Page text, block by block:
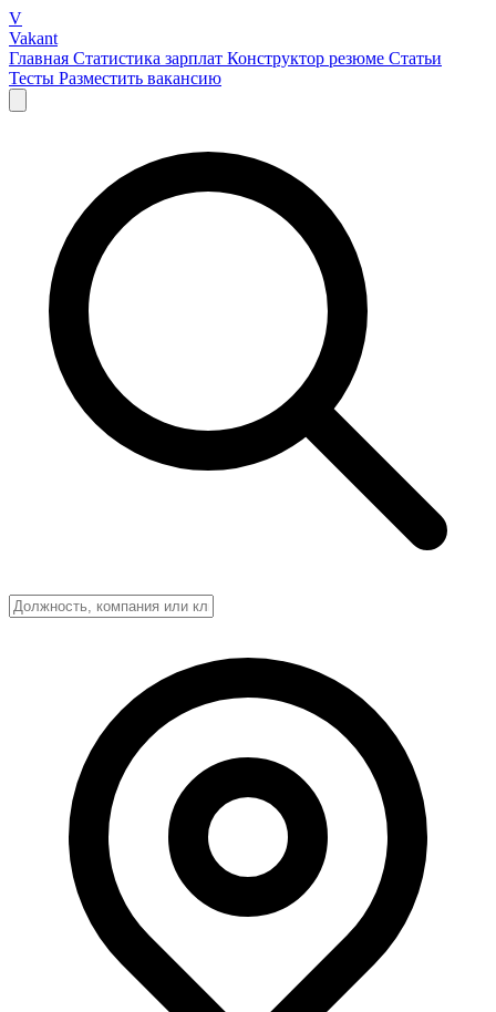
V
Vakant
Главная Статистика зарплат Конструктор резюме Статьи
Тесты Разместить вакансию